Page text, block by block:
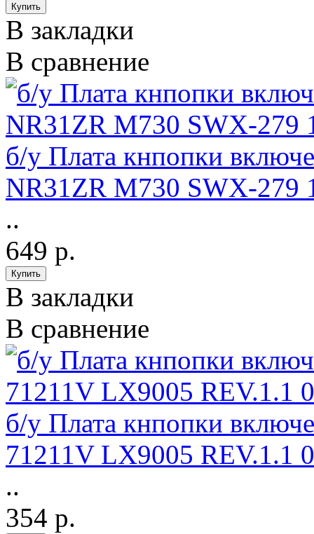
В закладки
В сравнение
б/у Плата кнпопки
NR31ZR M730 SWX-279
..
649 р.
В закладки
В сравнение
б/у Плата кнпопки
71211V LX9005 REV.1.1
..
354 р.